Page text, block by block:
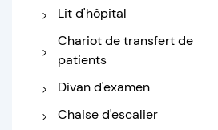
Lit d'hôpital
Lit d'hôpital électrique
Lit d'hôpital manuel
Lit d'hôpital pour bébé
Lit d'hôpital pédiatrique
Chariot de transfert de
patients
Chariot transféré
Chariot brancard
Divan d'examen
Canapé médical
Chaise d'escalier